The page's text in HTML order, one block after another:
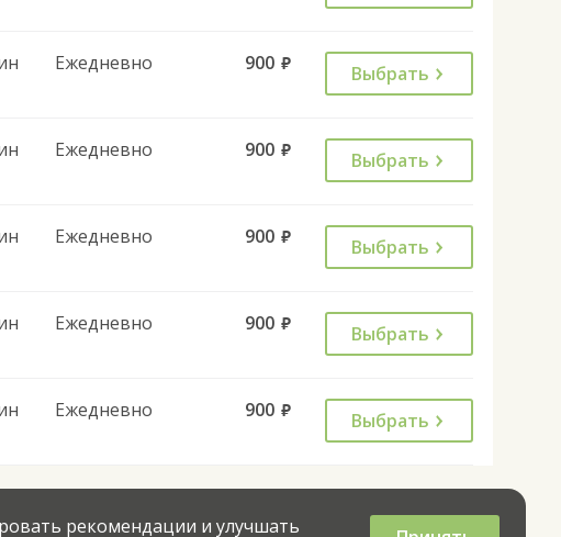
Ежедневно 900 руб. Выбрать
Ежедневно 900 руб. Выбрать
Ежедневно 900 руб. Выбрать
Ежедневно 900 руб. Выбрать
Ежедневно 900 руб. Выбрать
рекомендации и улучшать